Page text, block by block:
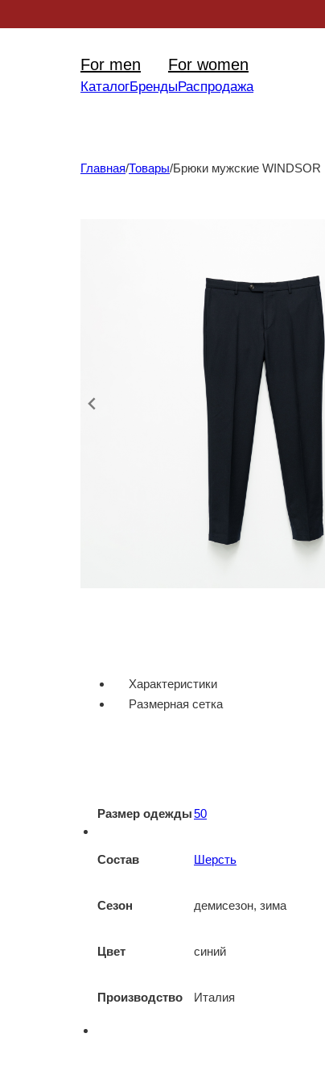
For men For women
КаталогБрендыРаспродажа
Главная/Товары/Брюки мужские WINDSOR
Характеристики
Размерная сетка
Размер одежды50
Состав Шерсть
Сезон демисезон, зима
Цвет синий
Производство Италия